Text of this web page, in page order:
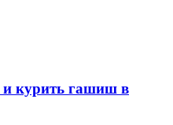
и курить гашиш в